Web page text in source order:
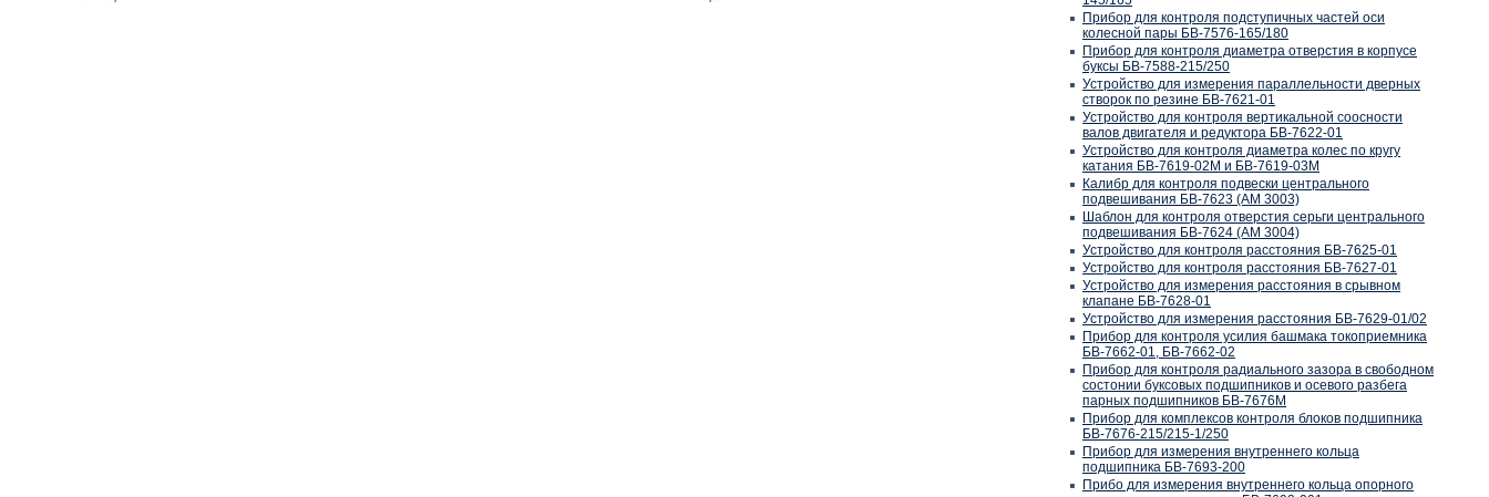
Прибор для контроля подступичных частей оси
колесной пары БВ-7576-165/180
Прибор для контроля диаметра отверстия в корпусе
буксы БВ-7588-215/250
Устройство для измерения параллельности дверных
створок по резине БВ-7621-01
Устройство для контроля вертикальной соосности
валов двигателя и редуктора БВ-7622-01
Устройство для контроля диаметра колес по кругу
катания БВ-7619-02М и БВ-7619-03М
Калибр для контроля подвески центрального
подвешивания БВ-7623 (АМ 3003)
Шаблон для контроля отверстия серьги центрального
подвешивания БВ-7624 (АМ 3004)
Устройство для контроля расстояния БВ-7625-01
Устройство для контроля расстояния БВ-7627-01
Устройство для измерения расстояния в срывном
клапане БВ-7628-01
Устройство для измерения расстояния БВ-7629-01/02
Прибор для контроля усилия башмака токоприемника
БВ-7662-01, БВ-7662-02
Прибор для контроля радиального зазора в свободном
состонии буксовых подшипников и осевого разбега
парных подшипников БВ-7676М
Прибор для комплексов контроля блоков подшипника
БВ-7676-215/215-1/250
Прибор для измерения внутреннего кольца
подшипника БВ-7693-200
Прибо для измерения внутреннего кольца опорного